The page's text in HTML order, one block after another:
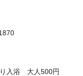
り入浴 大人500円